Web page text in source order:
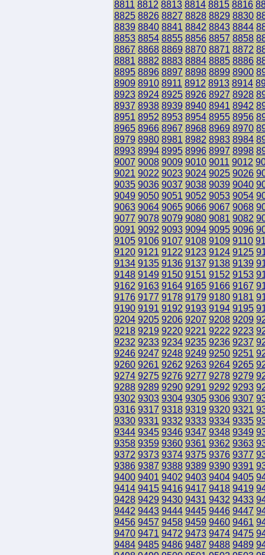
8811 8812 8813 8814 8815 8816
8825 8826 8827 8828 8829 8830
8839 8840 8841 8842 8843 8844
8853 8854 8855 8856 8857 8858
8867 8868 8869 8870 8871 8872
8881 8882 8883 8884 8885 8886
8895 8896 8897 8898 8899 8900
8909 8910 8911 8912 8913 8914
8923 8924 8925 8926 8927 8928
8937 8938 8939 8940 8941 8942
8951 8952 8953 8954 8955 8956
8965 8966 8967 8968 8969 8970
8979 8980 8981 8982 8983 8984
8993 8994 8995 8996 8997 8998
9007 9008 9009 9010 9011 9012
9021 9022 9023 9024 9025 9026
9035 9036 9037 9038 9039 9040
9049 9050 9051 9052 9053 9054
9063 9064 9065 9066 9067 9068
9077 9078 9079 9080 9081 9082
9091 9092 9093 9094 9095 9096
9105 9106 9107 9108 9109 9110
9120 9121 9122 9123 9124 9125
9134 9135 9136 9137 9138 9139
9148 9149 9150 9151 9152 9153
9162 9163 9164 9165 9166 9167
9176 9177 9178 9179 9180 9181
9190 9191 9192 9193 9194 9195
9204 9205 9206 9207 9208 9209
9218 9219 9220 9221 9222 9223
9232 9233 9234 9235 9236 9237
9246 9247 9248 9249 9250 9251
9260 9261 9262 9263 9264 9265
9274 9275 9276 9277 9278 9279
9288 9289 9290 9291 9292 9293
9302 9303 9304 9305 9306 9307
9316 9317 9318 9319 9320 9321
9330 9331 9332 9333 9334 9335
9344 9345 9346 9347 9348 9349
9358 9359 9360 9361 9362 9363
9372 9373 9374 9375 9376 9377
9386 9387 9388 9389 9390 9391
9400 9401 9402 9403 9404 9405
9414 9415 9416 9417 9418 9419
9428 9429 9430 9431 9432 9433
9442 9443 9444 9445 9446 9447
9456 9457 9458 9459 9460 9461
9470 9471 9472 9473 9474 9475
9484 9485 9486 9487 9488 9489